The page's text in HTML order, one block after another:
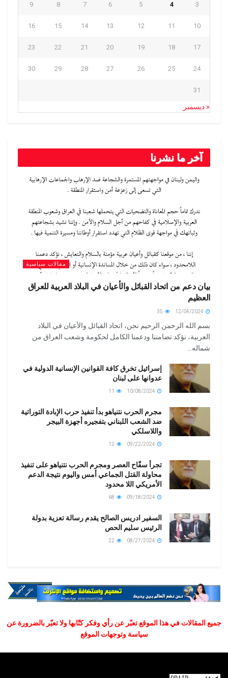
3
4
5
6
7
8
9
10
11
12
13
14
15
16
17
18
19
20
21
22
23
24
25
26
27
28
29
30
31
« ديسمبر
آخر ما نشرنا
مقالات سياسية
بيان دعم من اتحاد القبائل والأعيان في البلاد العربية للعراق
العظيم
بسم الله الرحمن الرحيم نحن، اتحاد القبائل والأعيان في البلاد
العربية، نؤكد تضامننا ودعمنا الكامل لحكومة وشعب العراق من
شماله...
إسرائيل تخرق كافة القوانين الإنسانية الدولية في
عدوانها على لبنان
مجرم الحرب نتنياهو بدأ تنفيذ حرب الإبادة التوراتية
ضد الشعب اللبناني بتفجيره أجهزة البيجر
واللاسلكي
تجرأ سفّاح العصر ومجرم الحرب نتنياهو على تنفيذ
محاولة القتل الجماعي أمس واليوم نتيجة الدعم
الأمريكي اللا محدود
السفير ادريس الصالح يقدم رسالة تعزية بدولة
الرئيس سليم الحص
جميع المقالات في هذا الموقع تعبّر عن رأي وفكر كتّابها ولا تعبّر بالضرورة عن
سياسة وتوجهات الموقع